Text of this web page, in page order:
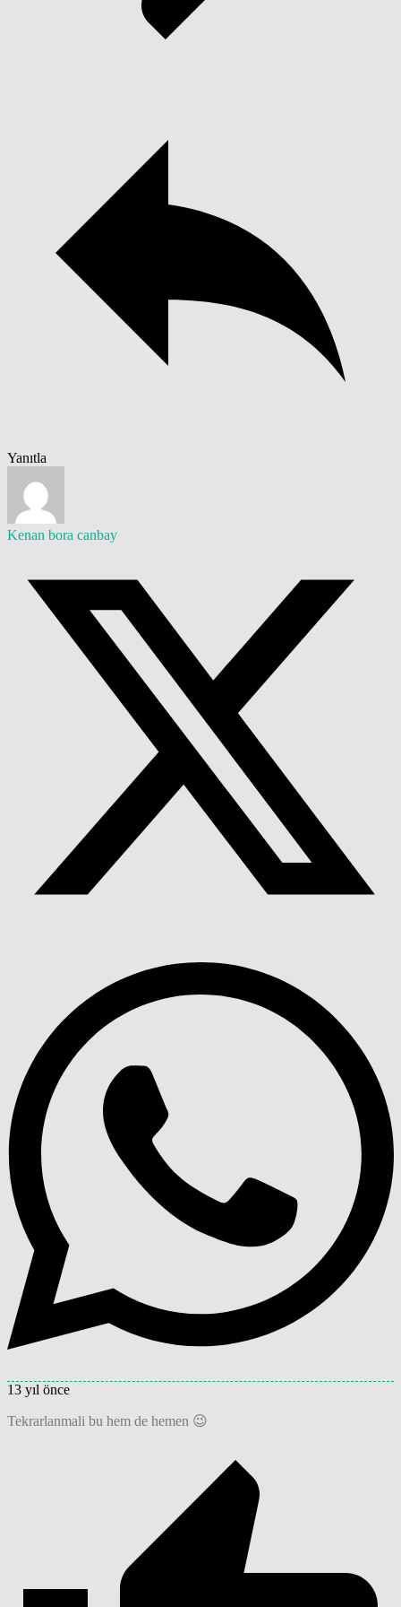
Yanıtla
Kenan bora canbay
13 yıl önce
Tekrarlanmali bu hem de hemen 😉